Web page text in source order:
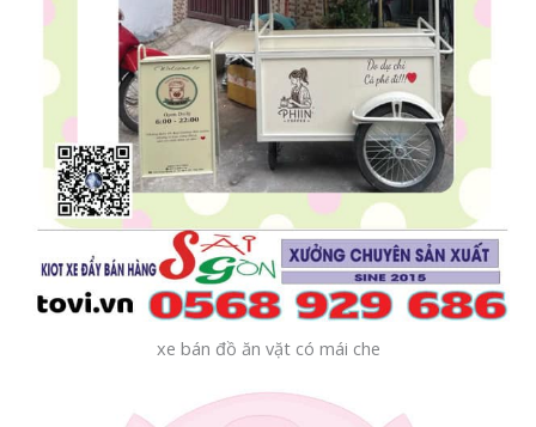
xe bán đồ ăn vặt có mái che